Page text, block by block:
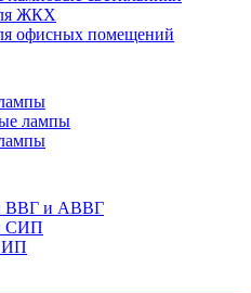
ЖКХ
офисных помещений
лампы
ВВГ и АВВГ
СИП